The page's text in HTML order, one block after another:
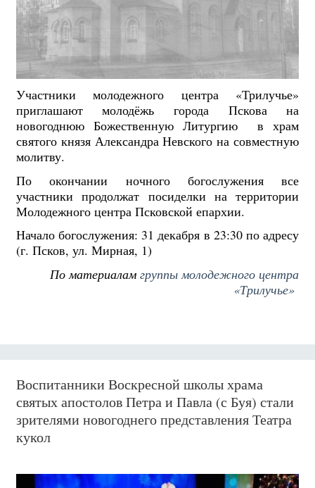
Участники молодежного центра «Трилучье»
приглашают молодёжь города Пскова на
новогоднюю Божественную Литургию в храм
святого князя Александра Невского на совместную
молитву.
По окончании ночного богослужения все
участники продолжат посиделки на территории
Молодежного центра Псковской епархии.
Начало богослужения: 31 декабря в 23:30 по адресу
(г. Псков, ул. Мирная, 1)
По материаламгруппы молодежного центра
«Трилучье»
Воспитанники Воскресной школы храма
святых апостолов Петра и Павла (с Буя) стали
зрителями новогоднего представления Театра
кукол